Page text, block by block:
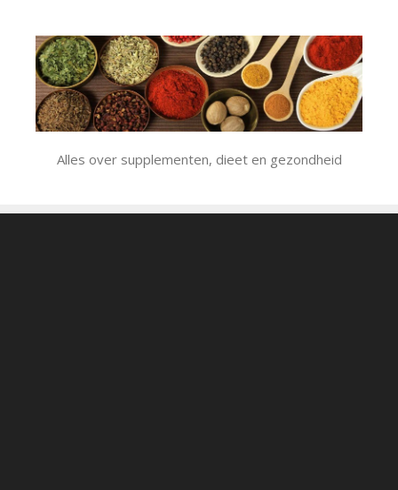
inhoud
Alles over supplementen, dieet en gezondheid